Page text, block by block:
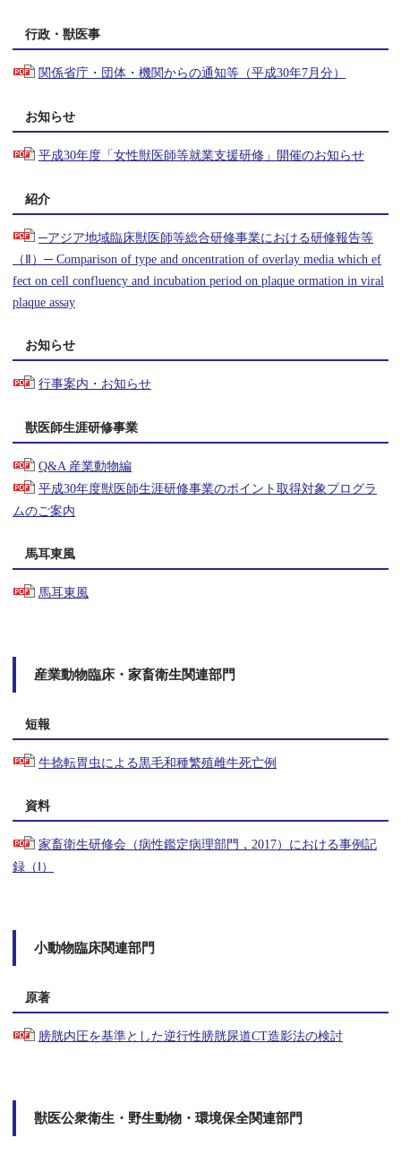
行政・獣医事
関係省庁・団体・機関からの通知等（平成30年7月分）
お知らせ
平成30年度「女性獣医師等就業支援研修」開催のお知らせ
紹介
─アジア地域臨床獣医師等総合研修事業における研修報告等
（Ⅱ）─ Comparison of type and oncentration of overlay media which ef
fect on cell confluency and incubation period on plaque ormation in viral
plaque assay
お知らせ
行事案内・お知らせ
獣医師生涯研修事業
Q&A 産業動物編
平成30年度獣医師生涯研修事業のポイント取得対象プログラ
ムのご案内
馬耳東風
馬耳東風
産業動物臨床・家畜衛生関連部門
短報
牛捻転胃虫による黒毛和種繁殖雌牛死亡例
資料
家畜衛生研修会（病性鑑定病理部門，2017）における事例記
録（Ⅰ）
小動物臨床関連部門
原著
膀胱内圧を基準とした逆行性膀胱尿道CT造影法の検討
獣医公衆衛生・野生動物・環境保全関連部門